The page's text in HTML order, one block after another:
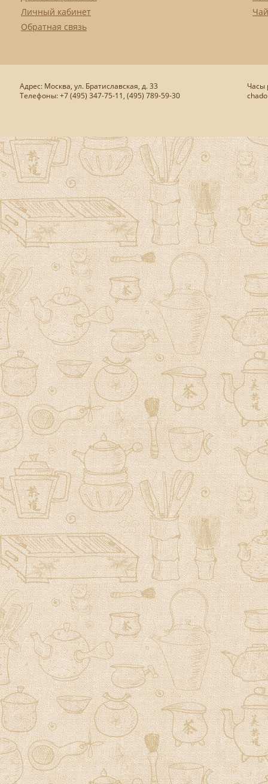
Личный кабинет
Обратная связь
Адрес: Москва, ул. Братиславская, д. 33
Телефоны: +7 (495) 347-75-11, (495) 789-59-30
Часы